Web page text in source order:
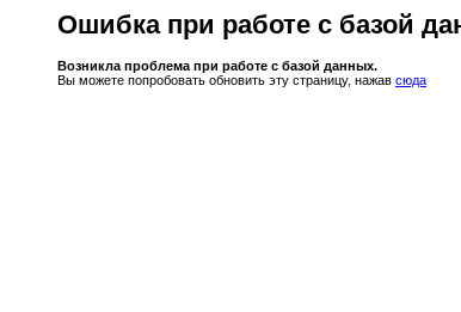
Ошибка при работе с базой
Возникла проблема при работе с базой данных.
Вы можете попробовать обновить эту страницу, нажав сюда